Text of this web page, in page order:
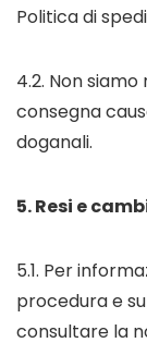
Politica di
4.2. Non
consegna
doganali.
5. Resi e
5.1. Per
procedura e
consultare la